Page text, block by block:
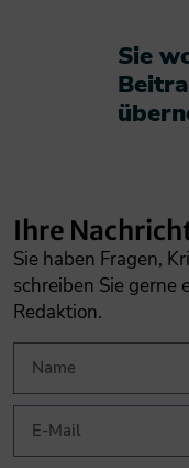
Sie
Ihre
Sie haben Fragen,
schreiben Sie gerne
Redaktion.